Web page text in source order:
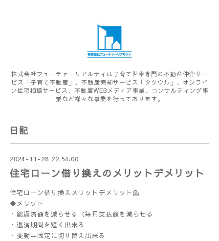
株式会社フューチャーリアルティは子育て世帯専門の不動産仲介サー
ビス「子育て不動産」、不動産売却サービス「タクウル」、オンライ
ン住宅相談サービス、不動産WEBメディア事業、コンサルティング事
業など様々な事業を行っております。
日記
2024-11-28 22:54:00
住宅ローン借り換えのメリットデメリット
住宅ローン借り換えメリットデメリット💁
◆メリット
・総返済額を減らせる（毎月支払額を減らせる
・返済期間を短く出来る
・変動↔︎固定に切り替え出来る